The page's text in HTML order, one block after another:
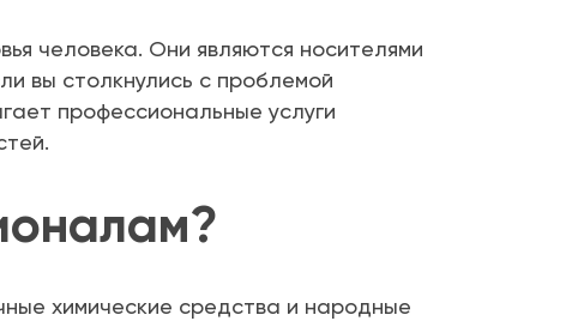
человека. Они являются носителями
вы столкнулись с проблемой
профессиональные услуги
химические средства и народные